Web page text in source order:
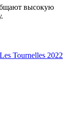
высокую
Tournelles 2022